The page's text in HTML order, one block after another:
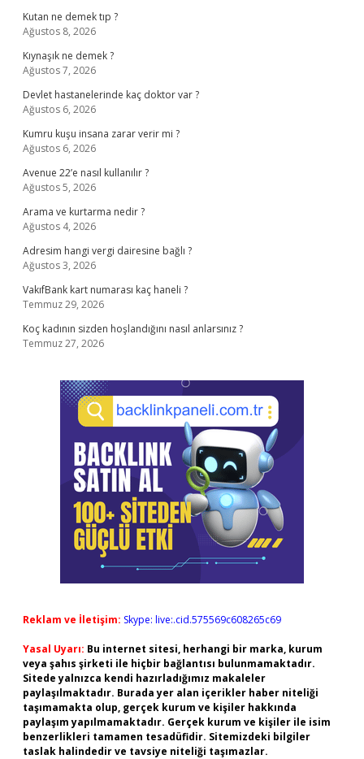
Kutan ne demek tıp ?
Ağustos 8, 2026
Kıynaşık ne demek ?
Ağustos 7, 2026
Devlet hastanelerinde kaç doktor var ?
Ağustos 6, 2026
Kumru kuşu insana zarar verir mi ?
Ağustos 6, 2026
Avenue 22’e nasıl kullanılır ?
Ağustos 5, 2026
Arama ve kurtarma nedir ?
Ağustos 4, 2026
Adresim hangi vergi dairesine bağlı ?
Ağustos 3, 2026
VakıfBank kart numarası kaç haneli ?
Temmuz 29, 2026
Koç kadının sizden hoşlandığını nasıl anlarsınız ?
Temmuz 27, 2026
Reklam ve İletişim: Skype: live:.cid.575569c608265c69
Yasal Uyarı: Bu internet sitesi, herhangi bir marka, kurum
veya şahıs şirketi ile hiçbir bağlantısı bulunmamaktadır.
Sitede yalnızca kendi hazırladığımız makaleler
paylaşılmaktadır. Burada yer alan içerikler haber niteliği
taşımamakta olup, gerçek kurum ve kişiler hakkında
paylaşım yapılmamaktadır. Gerçek kurum ve kişiler ile isim
benzerlikleri tamamen tesadüfidir. Sitemizdeki bilgiler
taslak halindedir ve tavsiye niteliği taşımazlar.